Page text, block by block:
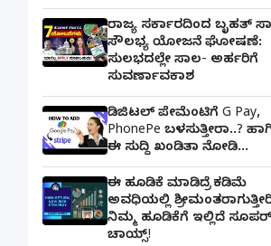
ರಾಜ್ಯ ಸರ್ಕಾರದಿಂದ ಬೃಹತ್
ಸೌಲಭ್ಯ ಯೋಜನೆ ಘೋಷಣೆ:
ಸುಲಭದಲ್ಲೇ ಸಾಲ- ಅರ್ಹರಿಗೆ
ಸುವರ್ಣಾವಕಾಶ
ಡಿಜಿಟಲ್ ಪೇಮೆಂಟಿಗೆ G Pay,
PhonePe ಬಳಸುತ್ತೀರಾ..?
ಈ ಸುದ್ದಿ ಖಂಡಿತಾ ನೋಡಿ...
ಈ ಹೂಡಿಕೆ ಮಾಡಿದ್ರೆ ಕಡಿಮೆ
ಅವಧಿಯಲ್ಲಿ
ನಿಮ್ಮ ಹೂಡಿಕೆಗೆ ಇಲ್ಲಿದೆ ಸೂಪರ್
ಚಾಯ್ಸ್‌!